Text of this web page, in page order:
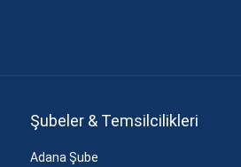
Şubeler & Temsilcilikleri
Adana Şube